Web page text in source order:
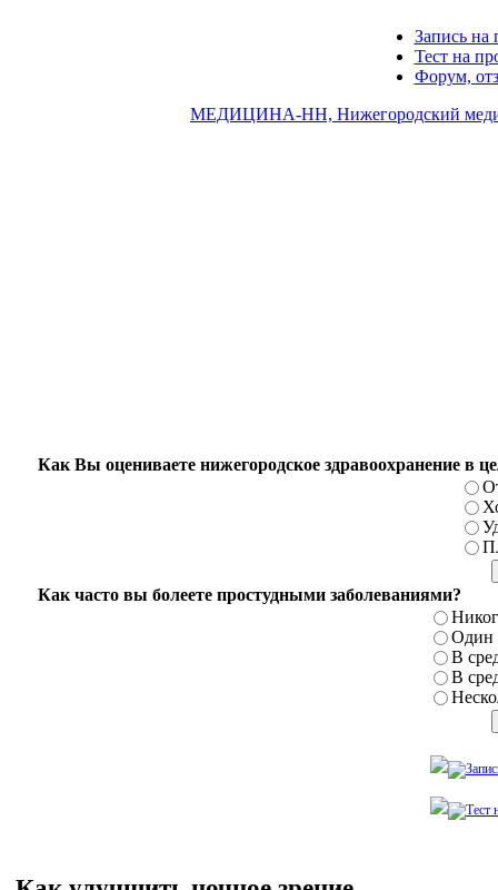
Запись на
Тест на
Форум,
МЕДИЦИНА-НН, Нижегородский
Как Вы оцениваете нижегородское здравоохранение в
Как часто вы болеете простудными заболеваниями?
Один
В
В